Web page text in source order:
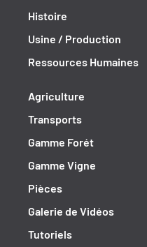
Histoire
Usine / Production
Ressources Humaines
Agriculture
Transports
Gamme Forét
Gamme Vigne
Pièces
Galerie de Vidéos
Tutoriels